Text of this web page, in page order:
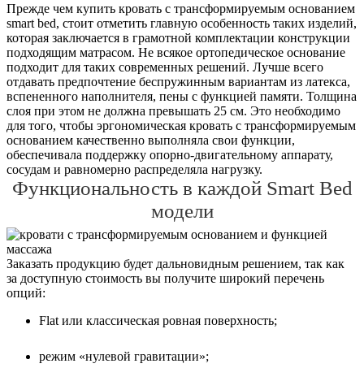
Прежде чем купить кровать с трансформируемым основанием
smart bed, стоит отметить главную особенность таких изделий,
которая заключается в грамотной комплектации конструкции
подходящим матрасом. Не всякое ортопедическое основание
подходит для таких современных решений. Лучше всего
отдавать предпочтение беспружинным вариантам из латекса,
вспененного наполнителя, пены с функцией памяти. Толщина
слоя при этом не должна превышать 25 см. Это необходимо
для того, чтобы эргономическая кровать с трансформируемым
основанием качественно выполняла свои функции,
обеспечивала поддержку опорно-двигательному аппарату,
сосудам и равномерно распределяла нагрузку.
Функциональность в каждой Smart Bed
модели
Заказать продукцию будет дальновидным решением, так как
за доступную стоимость вы получите широкий перечень
опций:
Flat или классическая ровная поверхность;
режим «нулевой гравитации»;